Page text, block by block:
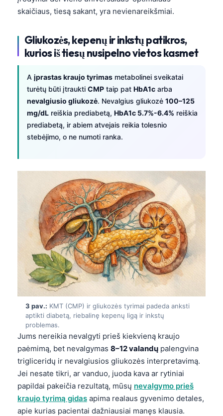
skaičiaus, tiesą sakant, yra nevienareikšmiai.
Gliukozės, kepenų ir inkstų patikros,
kurios iš tiesų nusipelno vietos kasmet
A įprastas kraujo tyrimas metabolinei sveikatai
turėtų būti įtraukti CMP taip pat HbA1c arba
nevalgiusio gliukozė. Nevalgius gliukozė 100–125
mg/dL reiškia prediabetą, HbA1c 5.7%-6.4% reiškia
prediabetą, ir abiem atvejais reikia tolesnio
stebėjimo, o ne numoti ranka.
3 pav.: KMT (CMP) ir gliukozės tyrimai padeda anksti
aptikti diabetą, riebalinę kepenų ligą ir inkstų
problemas.
Jums nereikia nevalgyti prieš kiekvieną kraujo
paėmimą, bet nevalgymas 8–12 valandų palengvina
trigliceridų ir nevalgiusios gliukozės interpretavimą.
Jei nesate tikri, ar vanduo, juoda kava ar rytiniai
papildai pakeičia rezultatą, mūsų nevalgymo prieš
kraujo tyrimą gidas apima realaus gyvenimo detales,
apie kurias pacientai dažniausiai manęs klausia.